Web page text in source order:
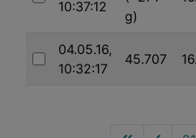
Auswählen
10:37:12
g)
Auswählen
04.05.16,
10:32:17
45.707